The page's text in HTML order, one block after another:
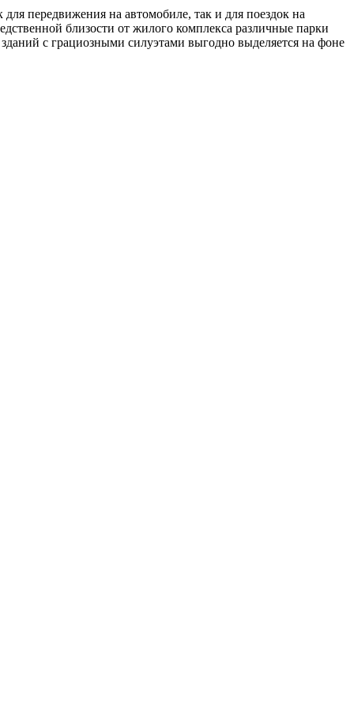
передвижения на автомобиле, так и для поездок на
близости от жилого комплекса различные парки
с грациозными силуэтами выгодно выделяется на фоне